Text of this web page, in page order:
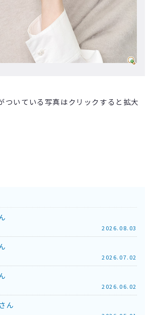
ついている写真はクリックすると拡大
2026.08.03
2026.07.02
2026.06.02
ん